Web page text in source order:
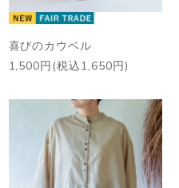
喜びのカウベル
1,500円(税込1,650円)